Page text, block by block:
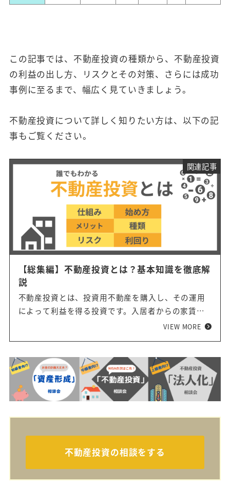
この記事では、不動産投資の種類から、不動産投資
の利益の出し方、リスクとその対策、さらには成功
事例に至るまで、幅広く見ていきましょう。
不動産投資について詳しく知りたい方は、以下の記
事もご覧ください。
関連記事
【総集編】不動産投資とは？基本知識を徹底解
説
不動産投資とは、投資用不動産を購入し、その運用
によって利益を得る投資です。入居者からの家賃収
入と物件の売却から成る投資法ですが、年金対策、
不動産投資の仕組みから、収益の上げ方、始めるま
での流れについて簡潔に解説します。
VIEW MORE
不動産投資の相談をする